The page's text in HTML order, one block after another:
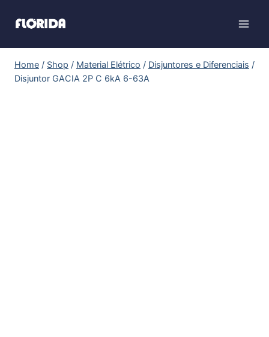
Home / Shop / Material Elétrico / Disjuntores e Diferenciais /
Disjuntor GACIA 2P C 6kA 6-63A